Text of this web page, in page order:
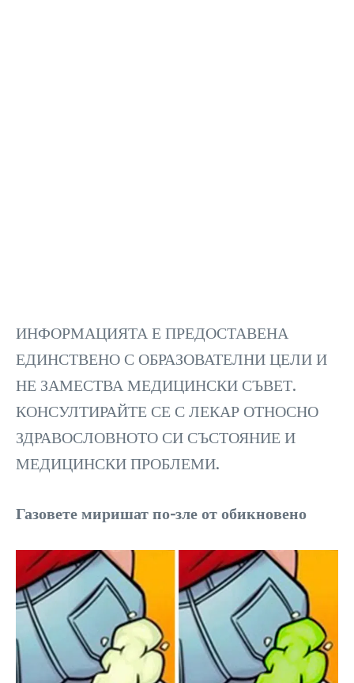
ИНФОРМАЦИЯТА Е ПРЕДОСТАВЕНА
ЕДИНСТВЕНО С ОБРАЗОВАТЕЛНИ ЦЕЛИ И
НЕ ЗАМЕСТВА МЕДИЦИНСКИ СЪВЕТ.
КОНСУЛТИРАЙТЕ СЕ С ЛЕКАР ОТНОСНО
ЗДРАВОСЛОВНОТО СИ СЪСТОЯНИЕ И
МЕДИЦИНСКИ ПРОБЛЕМИ.
Газовете миришат по-зле от обикновено